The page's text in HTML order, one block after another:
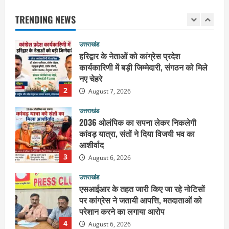
TRENDING NEWS
1
यतिश्वरानन्द
August 8, 2026
2
उत्तराखंड
हरिद्वार के नेताओं को कांग्रेस प्रदेश
कार्यकारिणी में बड़ी जिम्मेदारी, संगठन को मिले
नए चेहरे
August 7, 2026
3
उत्तराखंड
2036 ओलंपिक का सपना लेकर निकलेगी
कांवड़ यात्रा, संतों ने दिया विजयी भव का
आशीर्वाद
August 6, 2026
4
उत्तराखंड
एसआईआर के तहत जारी किए जा रहे नोटिसों
पर कांग्रेस ने जतायी आपत्ति, मतदाताओं को
परेशान करने का लगाया आरोप
August 6, 2026